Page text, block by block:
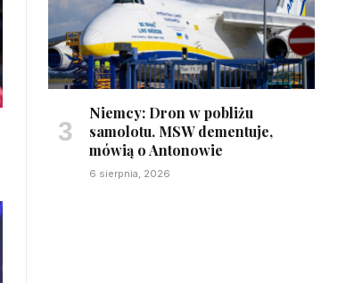
Niemcy: Dron w pobliżu
samolotu. MSW dementuje,
mówią o Antonowie
6 sierpnia, 2026